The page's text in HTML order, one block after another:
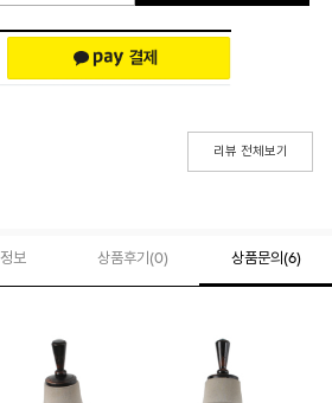
리뷰 전체보기
보 상품후기(0) 상품문의 (6)